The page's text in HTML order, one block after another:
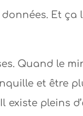
Et ça
Quand le
et être
pleins